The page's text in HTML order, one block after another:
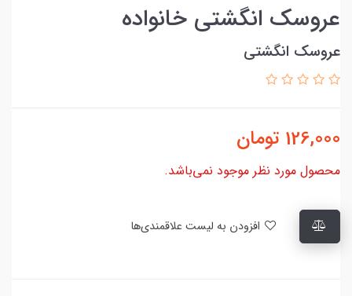
عروسک انگشتی خانواده
عروسک انگشتی
126,000 تومان
محصول مورد نظر موجود نمی‌باشد.